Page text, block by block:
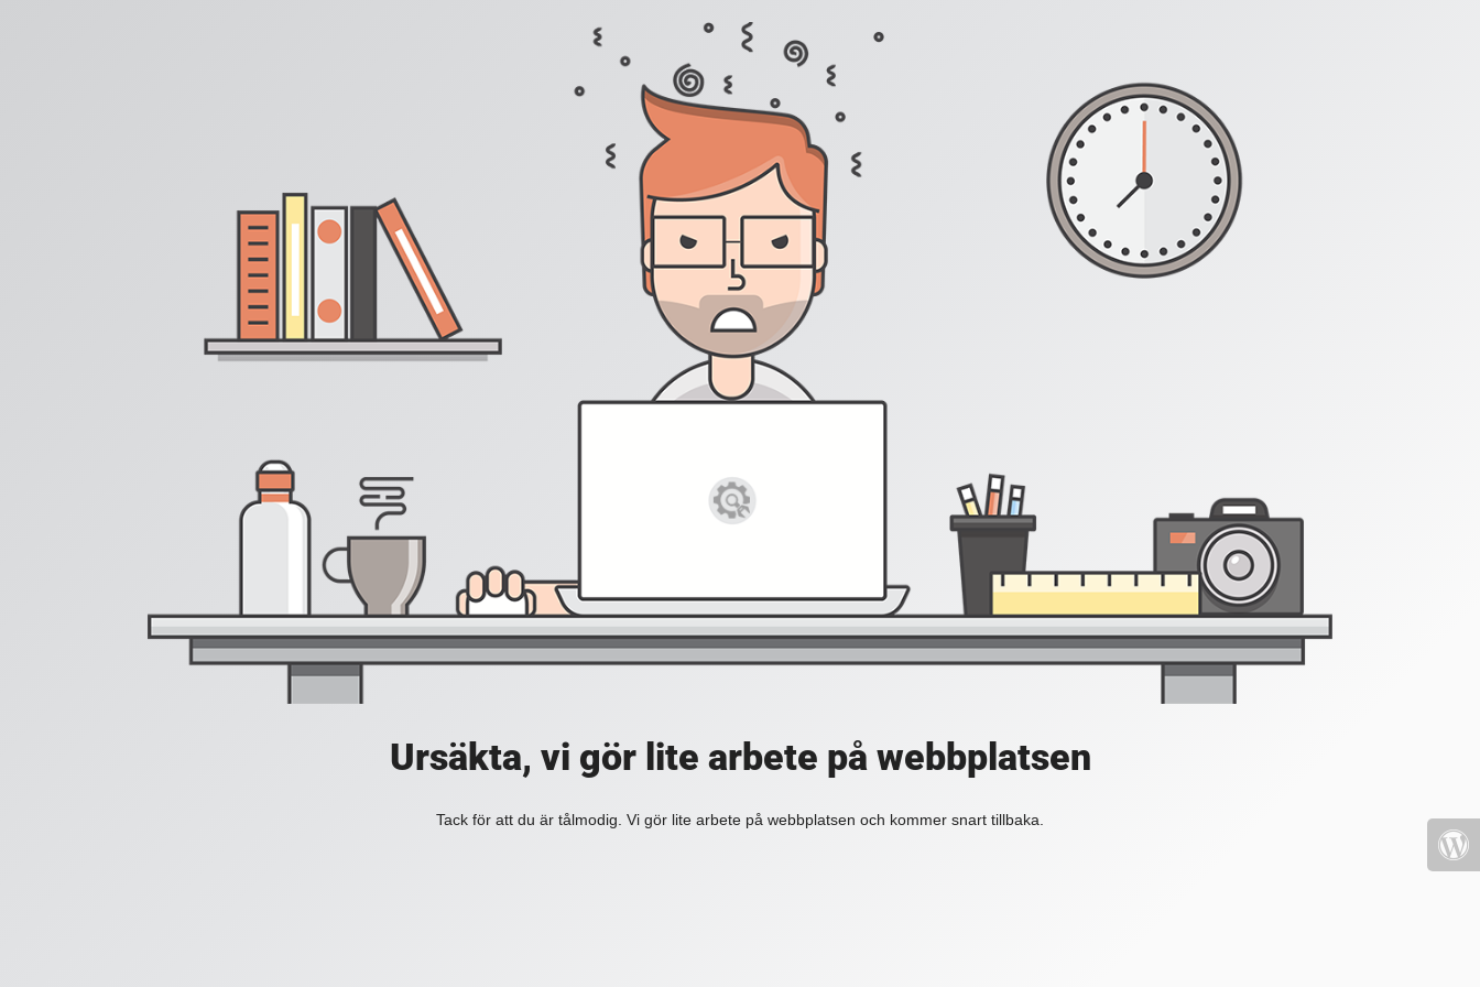
Ursäkta, vi gör lite arbete på webbplatsen
Tack för att du är tålmodig. Vi gör lite arbete på webbplatsen och kommer snart tillbaka.